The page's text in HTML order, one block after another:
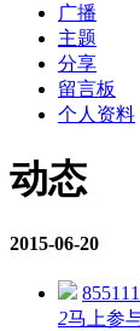
广播
主题
分享
留言板
个人资料
动态
2015-06-20
2马上参